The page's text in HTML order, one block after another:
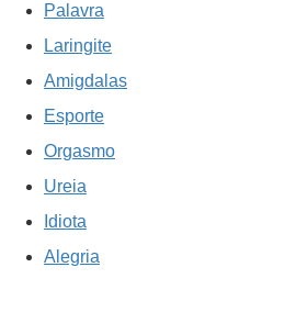
Palavra
Laringite
Amigdalas
Esporte
Orgasmo
Ureia
Idiota
Alegria